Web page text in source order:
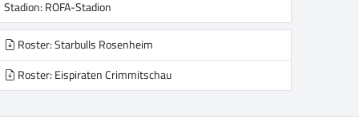
Stadion:ROFA-Stadion
Roster: Starbulls Rosenheim
Roster: Eispiraten Crimmitschau